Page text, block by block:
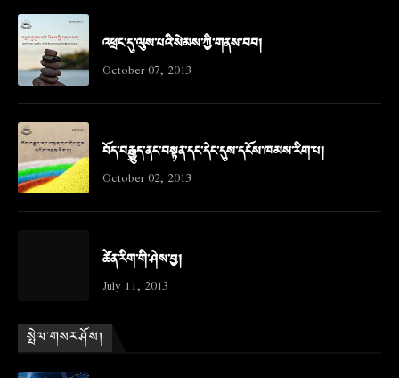
འཕྲང་དུ་ལུས་པའི་སེམས་ཀྱི་གནས་བབ།
October 07, 2013
བོད་བརྒྱུད་ནང་བསྟན་དང་དེང་དུས་དངོས་ཁམས་རིག་པ།
October 02, 2013
ཚེན་རིག་གི་ཤེས་བྱ།
July 11, 2013
སྤེལ་གསར་ཤོས།